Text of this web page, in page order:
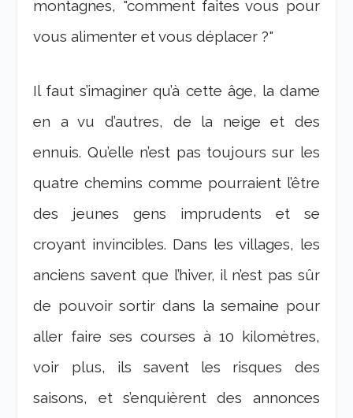
montagnes, "comment faites vous pour
vous alimenter et vous déplacer ?"
Il faut s’imaginer qu’à cette âge, la dame
en a vu d’autres, de la neige et des
ennuis. Qu’elle n’est pas toujours sur les
quatre chemins comme pourraient l’être
des jeunes gens imprudents et se
croyant invincibles. Dans les villages, les
anciens savent que l’hiver, il n’est pas sûr
de pouvoir sortir dans la semaine pour
aller faire ses courses à 10 kilomètres,
voir plus, ils savent les risques des
saisons, et s’enquièrent des annonces